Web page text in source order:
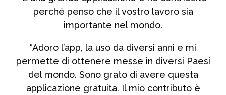
perché penso che il vostro lavoro sia
importante nel mondo.
“Adoro l’app, la uso da diversi anni e mi
permette di ottenere messe in diversi Paesi
del mondo. Sono grato di avere questa
applicazione gratuita. Il mio contributo è